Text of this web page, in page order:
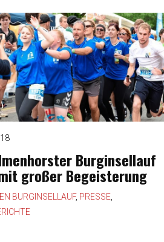
Burginsellauf
großer Begeisterung
BURGINSELLAUF, PRESSE